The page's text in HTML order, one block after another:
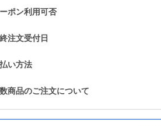
ポン利用可否
注文受付日
い方法
商品のご注文について